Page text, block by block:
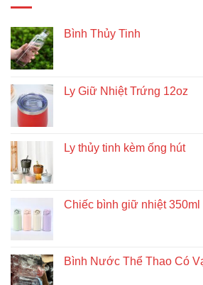
Bình Thủy Tinh
Ly Giữ Nhiệt Trứng 12oz
Ly thủy tinh kèm ống hút
Chiếc bình giữ nhiệt 350ml
Bình Nước Thể Thao Có